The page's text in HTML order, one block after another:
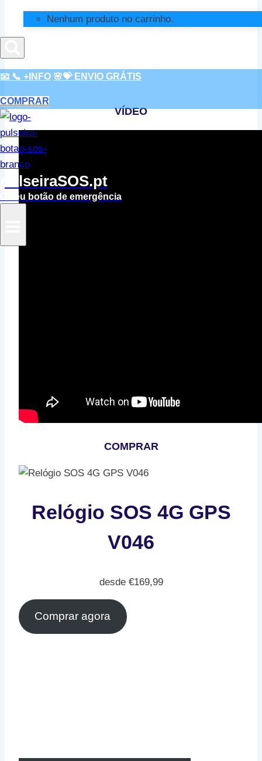
Nenhum produto no carrinho.
📧 📞 +INFO 🌸💝 ENVIO GRÁTIS
COMPRAR
pulseiraSOS.pt
O seu botão de emergência
VÍDEO
COMPRAR
Relógio SOS 4G GPS
V046
desde €169,99
Comprar agora